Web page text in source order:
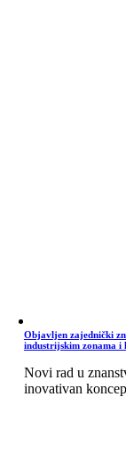
Objavljen zajednički
industrijskim zonama i
Novi rad u
inovativan